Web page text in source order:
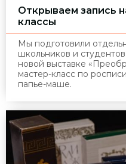
Открываем запись
классы
Мы подготовили
школьников и
новой выставке
мастер-класс по
папье-маше.